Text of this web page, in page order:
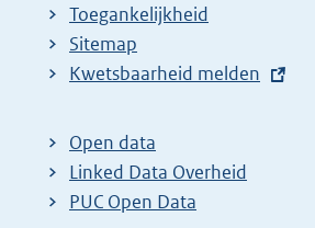
Toegankelijkheid
Sitemap
E
t
e
r
Kwetsbaarheid melden
Open data
Linked Data Overheid
PUC Open Data